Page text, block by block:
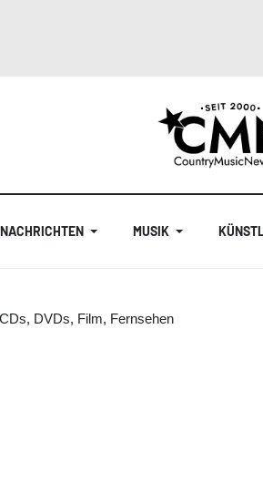
NACHRICHTEN MUSIK
DVDs, Film, Fernsehen